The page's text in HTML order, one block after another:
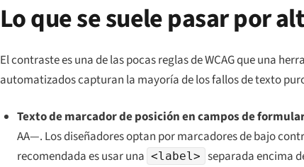
Lo que se suele pasar por
El contraste es una de las pocas reglas de WCAG que una
automatizados capturan la mayoría de los fallos de texto
Texto de marcador de posición en campos de
AA—. Los diseñadores optan por marcadores de bajo
recomendada es usar una <label> separada encima